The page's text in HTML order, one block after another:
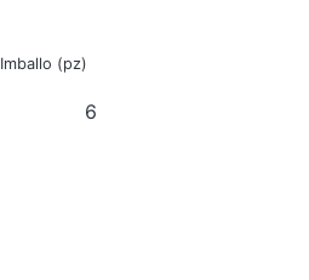
Imballo (pz)
6